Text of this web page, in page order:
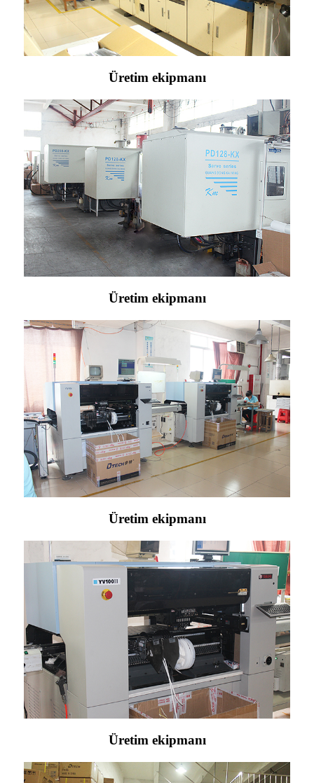
Üretim ekipmanı
Üretim ekipmanı
Üretim ekipmanı
Üretim ekipmanı